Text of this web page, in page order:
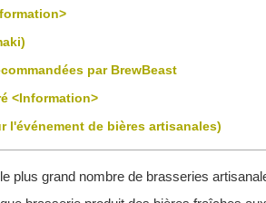
par BrewBeast
<Information>
l'événement de bières artisanales)
plus grand nombre de brasseries